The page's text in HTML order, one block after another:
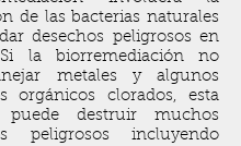
de las bacterias naturales
desechos peligrosos en
la biorremediación no
metales y algunos
orgánicos clorados, esta
puede destruir muchos
peligrosos incluyendo